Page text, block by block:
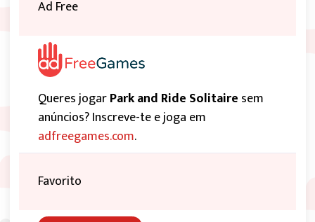
Ad Free
Queres jogarPark and Ride Solitaire sem
anúncios? Inscreve-te e joga em
adfreegames.com.
Favorito